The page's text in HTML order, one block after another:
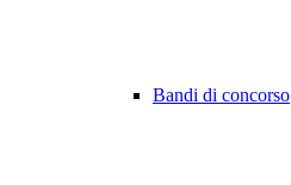
Bandi di concorso